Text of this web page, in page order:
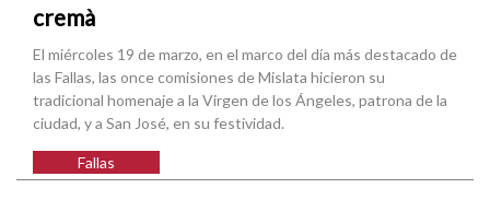
cremà
El miércoles 19 de marzo, en el marco del día más destacado de
las Fallas, las once comisiones de Mislata hicieron su
tradicional homenaje a la Virgen de los Ángeles, patrona de la
ciudad, y a San José, en su festividad.
Fallas